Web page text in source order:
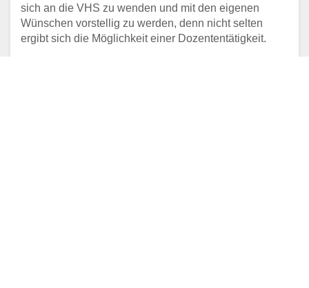
sich an die VHS zu wenden und mit den eigenen
Wünschen vorstellig zu werden, denn nicht selten
ergibt sich die Möglichkeit einer Dozententätigkeit.